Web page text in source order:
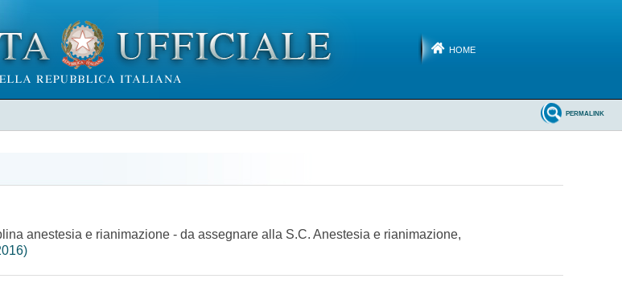
HOME
PERMALINK
anestesia e rianimazione - da assegnare alla S.C. Anestesia e rianimazione,